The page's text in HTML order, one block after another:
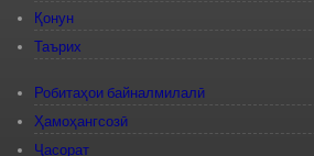
Қонун
Таърих
Робитаҳои байналмилалӣ
Ҳамоҳангсозӣ
Ҷасорат